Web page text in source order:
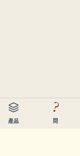
產品
?
問